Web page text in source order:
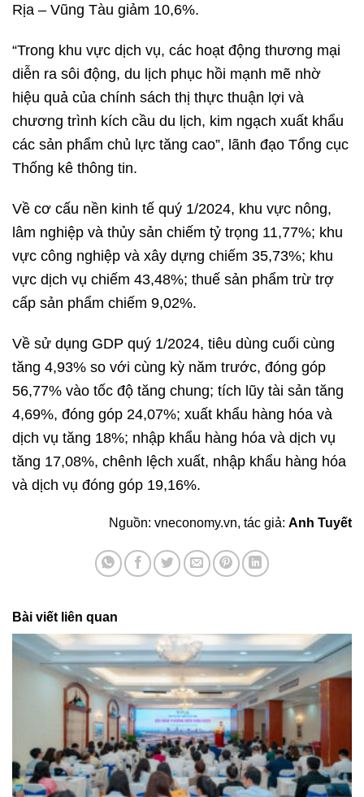
Rịa – Vũng Tàu giảm 10,6%.
“Trong khu vực dịch vụ, các hoạt động thương mại
diễn ra sôi động, du lịch phục hồi mạnh mẽ nhờ
hiệu quả của chính sách thị thực thuận lợi và
chương trình kích cầu du lịch, kim ngạch xuất khẩu
các sản phẩm chủ lực tăng cao”, lãnh đạo Tổng cục
Thống kê thông tin.
Về cơ cấu nền kinh tế quý 1/2024, khu vực nông,
lâm nghiệp và thủy sản chiếm tỷ trọng 11,77%; khu
vực công nghiệp và xây dựng chiếm 35,73%; khu
vực dịch vụ chiếm 43,48%; thuế sản phẩm trừ trợ
cấp sản phẩm chiếm 9,02%.
Về sử dụng GDP quý 1/2024, tiêu dùng cuối cùng
tăng 4,93% so với cùng kỳ năm trước, đóng góp
56,77% vào tốc độ tăng chung; tích lũy tài sản tăng
4,69%, đóng góp 24,07%; xuất khẩu hàng hóa và
dịch vụ tăng 18%; nhập khẩu hàng hóa và dịch vụ
tăng 17,08%, chênh lệch xuất, nhập khẩu hàng hóa
và dịch vụ đóng góp 19,16%.
Nguồn: vneconomy.vn, tác giả: Anh Tuyết
Bài viết liên quan